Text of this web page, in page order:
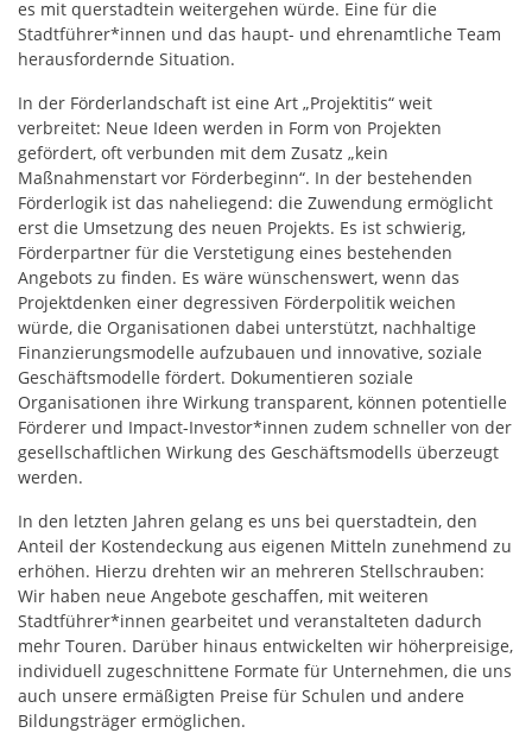
es mit querstadtein weitergehen würde. Eine für die
Stadtführer*innen und das haupt- und ehrenamtliche Team
herausfordernde Situation.
In der Förderlandschaft ist eine Art „Projektitis“ weit
verbreitet: Neue Ideen werden in Form von Projekten
gefördert, oft verbunden mit dem Zusatz „kein
Maßnahmenstart vor Förderbeginn“. In der bestehenden
Förderlogik ist das naheliegend: die Zuwendung ermöglicht
erst die Umsetzung des neuen Projekts. Es ist schwierig,
Förderpartner für die Verstetigung eines bestehenden
Angebots zu finden. Es wäre wünschenswert, wenn das
Projektdenken einer degressiven Förderpolitik weichen
würde, die Organisationen dabei unterstützt, nachhaltige
Finanzierungsmodelle aufzubauen und innovative, soziale
Geschäftsmodelle fördert. Dokumentieren soziale
Organisationen ihre Wirkung transparent, können potentielle
Förderer und Impact-Investor*innen zudem schneller von der
gesellschaftlichen Wirkung des Geschäftsmodells überzeugt
werden.
In den letzten Jahren gelang es uns bei querstadtein, den
Anteil der Kostendeckung aus eigenen Mitteln zunehmend zu
erhöhen. Hierzu drehten wir an mehreren Stellschrauben:
Wir haben neue Angebote geschaffen, mit weiteren
Stadtführer*innen gearbeitet und veranstalteten dadurch
mehr Touren. Darüber hinaus entwickelten wir höherpreisige,
individuell zugeschnittene Formate für Unternehmen, die uns
auch unsere ermäßigten Preise für Schulen und andere
Bildungsträger ermöglichen.